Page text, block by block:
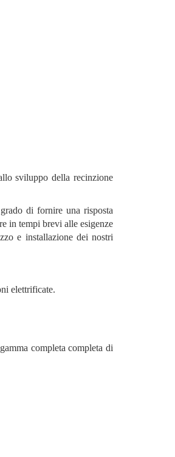
sviluppo della recinzione
di fornire una risposta
in tempi brevi alle esigenze
e installazione dei nostri
elettrificate.
completa completa di